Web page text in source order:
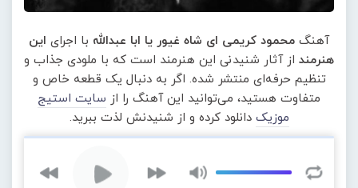
آهنگ محمود کریمی ای شاه غیور یا ابا عبدالله با اجرای این
هنرمند از آثار شنیدنی این هنرمند است که با ملودی جذاب و
تنظیم حرفه‌ای منتشر شده. اگر به دنبال یک قطعه خاص و
متفاوت هستید، می‌توانید این آهنگ را از سایت استیج
موزیک دانلود کرده و از شنیدنش لذت ببرید.